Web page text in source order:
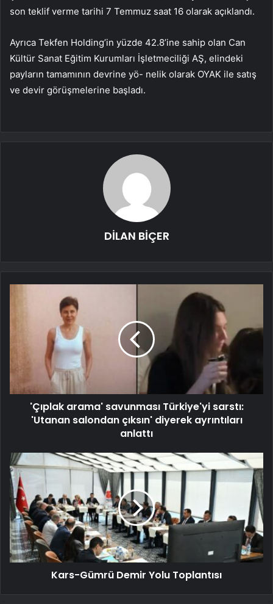
son teklif verme tarihi 7 Temmuz saat 16 olarak açıklandı.
Ayrıca Tekfen Holding’in yüzde 42.8’ine sahip olan Can
Kültür Sanat Eğitim Kurumları İşletmeciliği AŞ, elindeki
payların tamamının devrine yö- nelik olarak OYAK ile satış
ve devir görüşmelerine başladı.
DİLAN BİÇER
'Çıplak arama' savunması Türkiye'yi sarstı:
'Utanan salondan çıksın' diyerek ayrıntıları
anlattı
Kars-Gümrü Demir Yolu Toplantısı